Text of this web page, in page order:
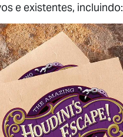
e existentes, incluindo: